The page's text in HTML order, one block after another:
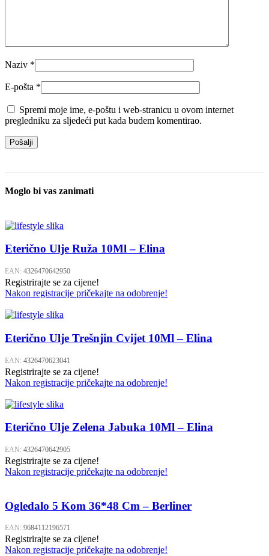
Naziv *
E-pošta *
Spremi moje ime, e-poštu i web-stranicu u ovom internet
pregledniku za sljedeći put kada budem komentirao.
Moglo bi vas zanimati
Eterično Ulje Ruža 10Ml – Elina
EAN: 4326470642950
Registrirajte se za cijene!
Nakon registracije pričekajte na odobrenje!
Eterično Ulje Trešnjin Cvijet 10Ml – Elina
EAN: 4326470623041
Registrirajte se za cijene!
Nakon registracije pričekajte na odobrenje!
Eterično Ulje Zelena Jabuka 10Ml – Elina
EAN: 4326470642905
Registrirajte se za cijene!
Nakon registracije pričekajte na odobrenje!
Ogledalo 5 Kom 36*48 Cm – Berliner
EAN: 9684112196571
Registrirajte se za cijene!
Nakon registracije pričekajte na odobrenje!